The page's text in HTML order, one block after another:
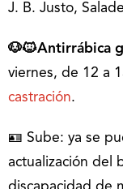
J. B. Justo,
🐶🐱Antirrábica
viernes, de 12 a
castración.
🪪 Sube: ya se
actualización del